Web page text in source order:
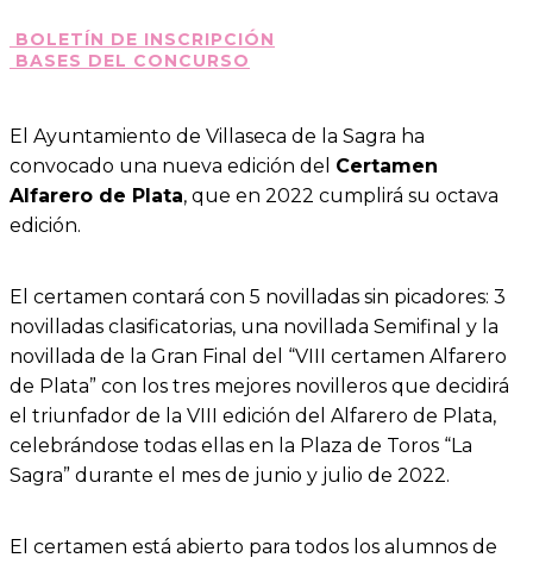
BOLETÍN DE INSCRIPCIÓN
BASES DEL CONCURSO
El Ayuntamiento de Villaseca de la Sagra ha
convocado una nueva edición del Certamen
Alfarero de Plata, que en 2022 cumplirá su octava
edición.
El certamen contará con 5 novilladas sin picadores: 3
novilladas clasificatorias, una novillada Semifinal y la
novillada de la Gran Final del “VIII certamen Alfarero
de Plata” con los tres mejores novilleros que decidirá
el triunfador de la VIII edición del Alfarero de Plata,
celebrándose todas ellas en la Plaza de Toros “La
Sagra” durante el mes de junio y julio de 2022.
El certamen está abierto para todos los alumnos de